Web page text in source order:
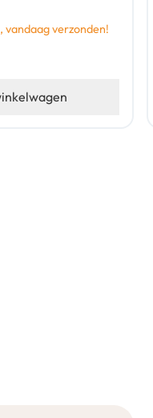
vandaag verzonden!